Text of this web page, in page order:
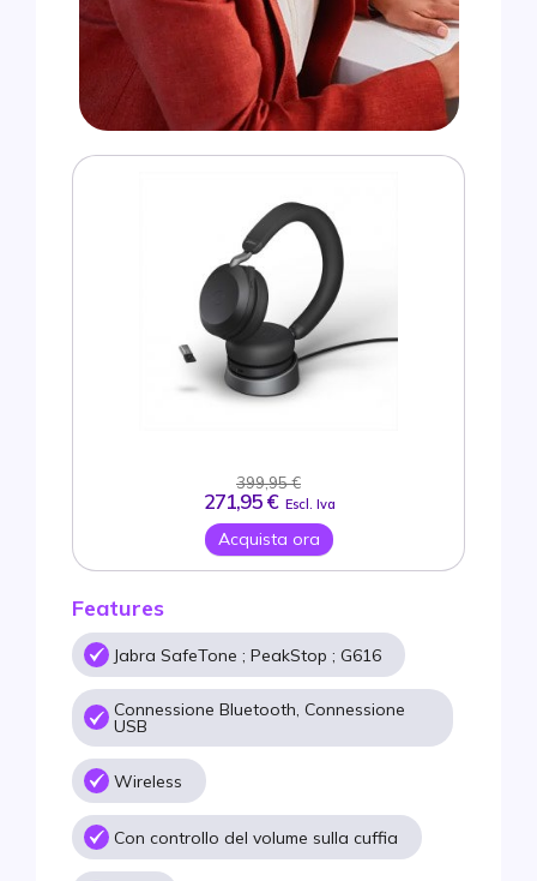
Features
Jabra SafeTone ; PeakStop ; G616
Connessione Bluetooth, Connessione
USB
Wireless
Con controllo del volume sulla cuffia
399,95 €
271,95 € Escl. Iva
Acquista ora